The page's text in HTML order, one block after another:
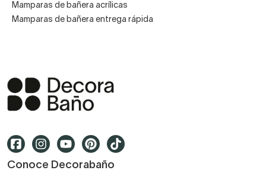
Mamparas de bañera acrílicas
Mamparas de bañera entrega rápida
Conoce Decorabaño